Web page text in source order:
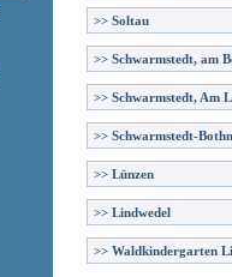
>> Soltau
>> Schwarmstedt, am
>> Schwarmstedt, Am
>> Schwarmstedt-
>> Lünzen
>> Lindwedel
>> Waldkindergarten